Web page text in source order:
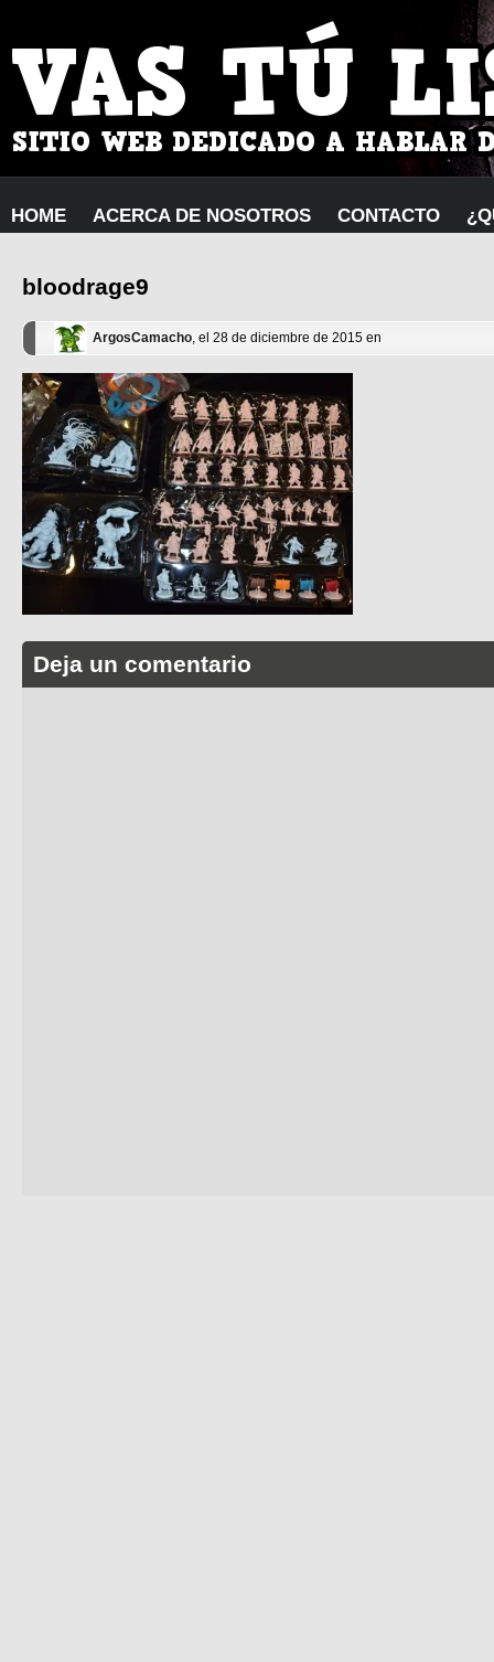
HOME ACERCA DE NOSOTROS CONTACTO
bloodrage9
ArgosCamacho, el 28 de diciembre de 2015 en
Deja un comentario